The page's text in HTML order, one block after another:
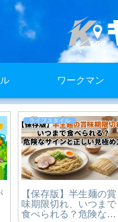
ワークマン
ライフスタイル
【保存版】半生麺の賞
味期限切れ、いつまで
食べられる？危険なサ